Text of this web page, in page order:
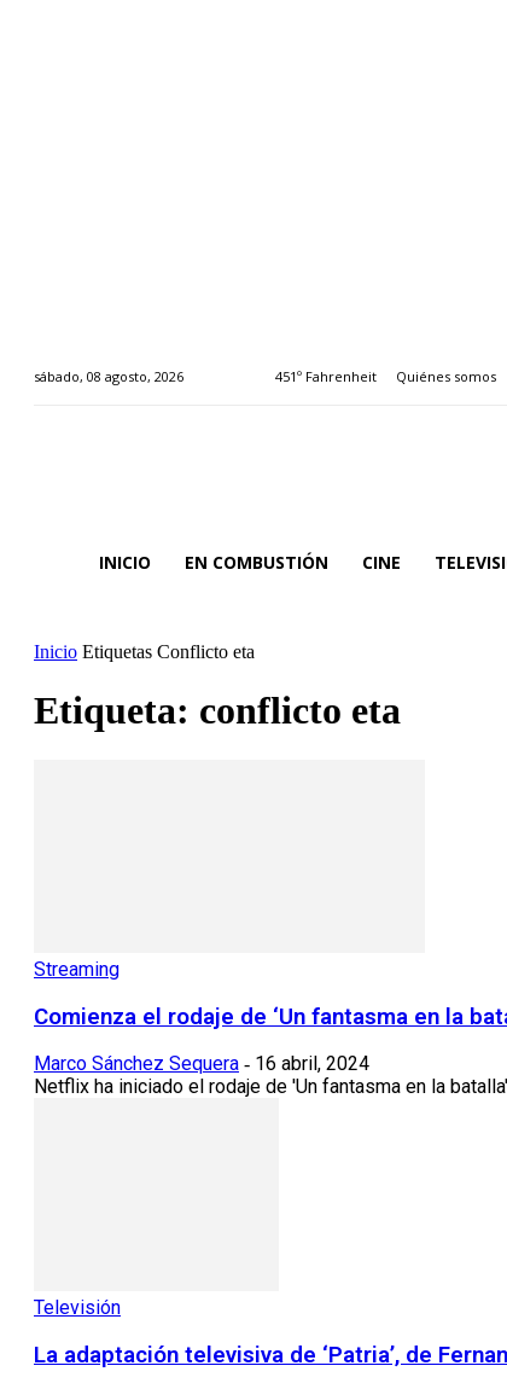
sábado, 08 agosto, 2026 451º Fahrenheit Quiénes somos
INICIO EN COMBUSTIÓN CINE
Inicio Etiquetas Conflicto eta
Etiqueta: conflicto eta
Streaming
Comienza el rodaje de ‘Un fantasma en la
Marco Sánchez Sequera - 16 abril, 2024
Netflix ha iniciado el rodaje de 'Un fantasma en la
Televisión
La adaptación televisiva de ‘Patria’, de